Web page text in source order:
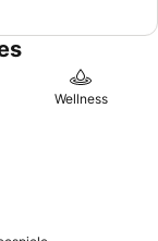
Wellness